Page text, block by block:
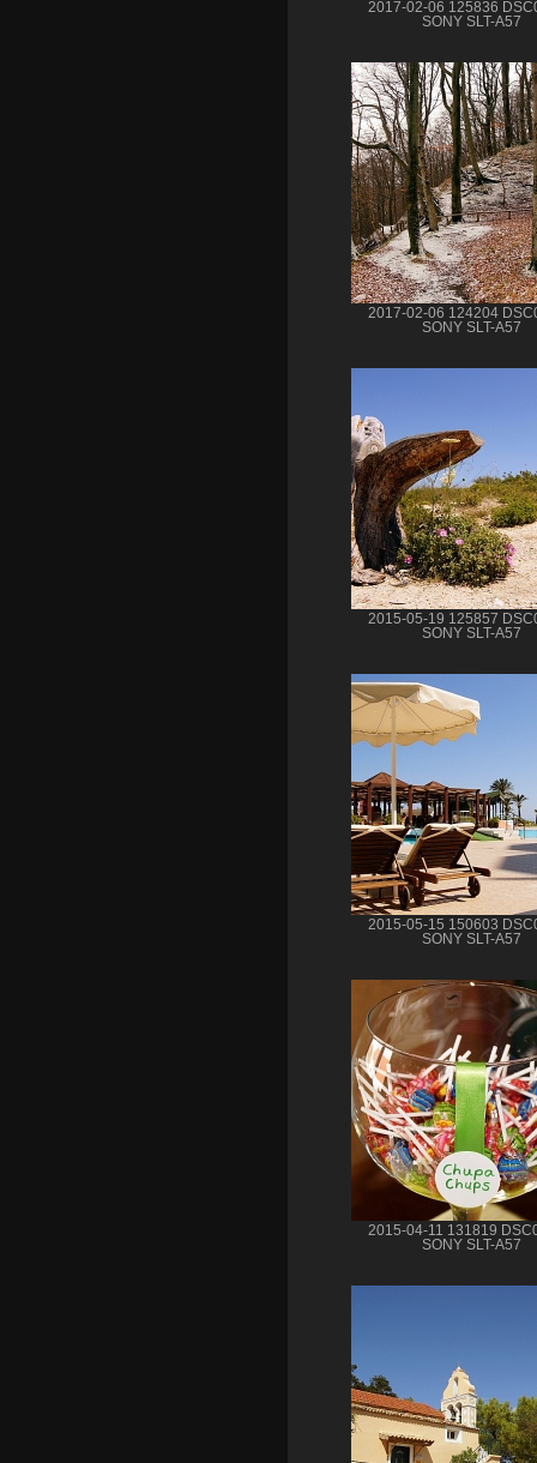
2017-02-06 125836
SONY SLT-A57
2017-02-06 124204
SONY SLT-A57
2015-05-19 125857
SONY SLT-A57
2015-05-15 150603
SONY SLT-A57
2015-04-11 131819
SONY SLT-A57